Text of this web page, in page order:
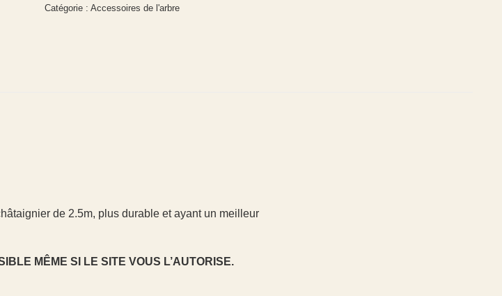
Catégorie : Accessoires de l'arbre
de 2.5m, plus durable et ayant un meilleur
MÊME SI LE SITE VOUS L’AUTORISE.